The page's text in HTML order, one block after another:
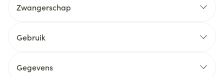
Zwangerschap
Gebruik
Gegevens